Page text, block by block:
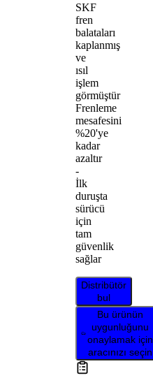
SKF
fren
balataları
kaplanmış
ve
ısıl
işlem
görmüştür
Frenleme
mesafesini
%20'ye
kadar
azaltır
-
İlk
duruşta
sürücü
için
tam
güvenlik
sağlar
Distribütör
bul
Bu ürünün
uygunluğunu
onaylamak için
aracınızı seçin